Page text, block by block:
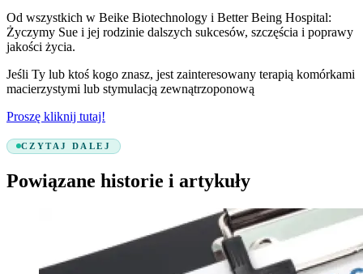
Od wszystkich w Beike Biotechnology i Better Being Hospital:
Życzymy Sue i jej rodzinie dalszych sukcesów, szczęścia i poprawy
jakości życia.
Jeśli Ty lub ktoś kogo znasz, jest zainteresowany terapią komórkami
macierzystymi lub stymulacją zewnątrzoponową
Proszę kliknij tutaj!
CZYTAJ DALEJ
Powiązane historie i artykuły